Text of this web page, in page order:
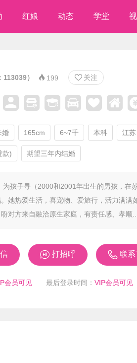
红娘 动态 学堂
113039）  199  关注
婚 165cm 6~7千 本科 江
款) 期望三年内结婚
为孩子寻（2000和2001年出生的男孩，在
。她热爱生活，喜宠物、爱旅行，活力满满
对方来自融洽原生家庭，有责任感、孝顺...
 打招呼  联系
会员可见 最后登录时间： VIP会员可见